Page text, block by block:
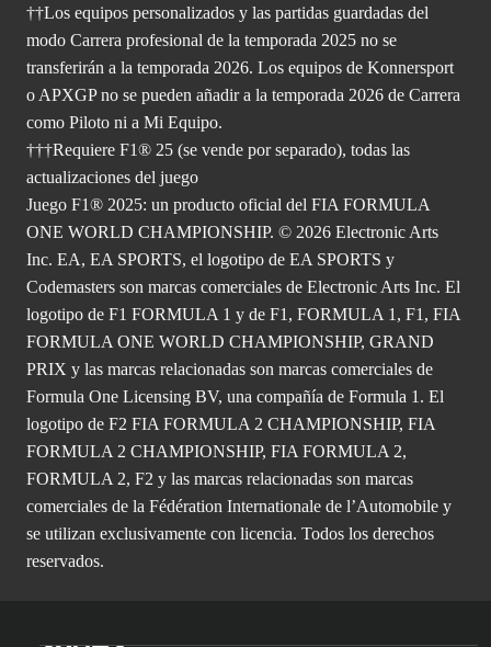
††Los equipos personalizados y las partidas guardadas del
modo Carrera profesional de la temporada 2025 no se
transferirán a la temporada 2026. Los equipos de Konnersport
o APXGP no se pueden añadir a la temporada 2026 de Carrera
como Piloto ni a Mi Equipo.
†††Requiere F1® 25 (se vende por separado), todas las
actualizaciones del juego
Juego F1® 2025: un producto oficial del FIA FORMULA
ONE WORLD CHAMPIONSHIP. © 2026 Electronic Arts
Inc. EA, EA SPORTS, el logotipo de EA SPORTS y
Codemasters son marcas comerciales de Electronic Arts Inc. El
logotipo de F1 FORMULA 1 y de F1, FORMULA 1, F1, FIA
FORMULA ONE WORLD CHAMPIONSHIP, GRAND
PRIX y las marcas relacionadas son marcas comerciales de
Formula One Licensing BV, una compañía de Formula 1. El
logotipo de F2 FIA FORMULA 2 CHAMPIONSHIP, FIA
FORMULA 2 CHAMPIONSHIP, FIA FORMULA 2,
FORMULA 2, F2 y las marcas relacionadas son marcas
comerciales de la Fédération Internationale de l’Automobile y
se utilizan exclusivamente con licencia. Todos los derechos
reservados.